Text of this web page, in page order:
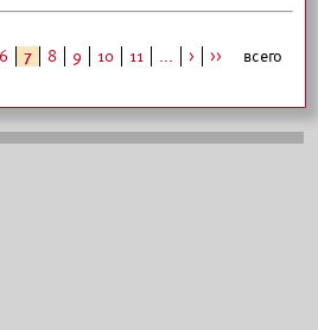
6 7 8 9 10 11 ... > >>
всего